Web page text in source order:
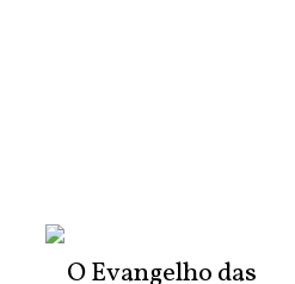
O Evangelho das